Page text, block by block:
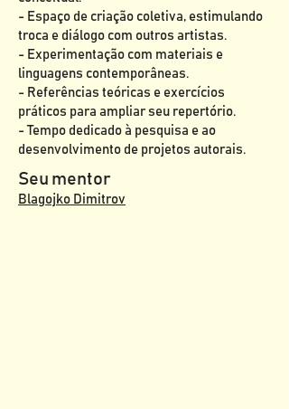
- Espaço de criação coletiva, estimulando
troca e diálogo com outros artistas.
- Experimentação com materiais e
linguagens contemporâneas.
- Referências teóricas e exercícios
práticos para ampliar seu repertório.
- Tempo dedicado à pesquisa e ao
desenvolvimento de projetos autorais.
Seu mentor
Blagojko Dimitrov